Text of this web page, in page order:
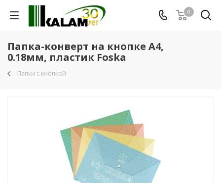
0
Папка-конверт на кнопке А4,
0.18мм, пластик Foska
Папки с кнопкой